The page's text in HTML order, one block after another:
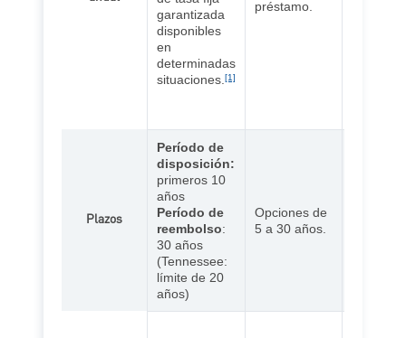
garantizada
disponibles
en
determinadas
situaciones. [1]
préstamo.
Plazos
Período de
disposición:
primeros 10
años
Período de
reembolso:
30 años
(Tennessee:
límite de 20
años)
Opciones de
5 a 30 años.